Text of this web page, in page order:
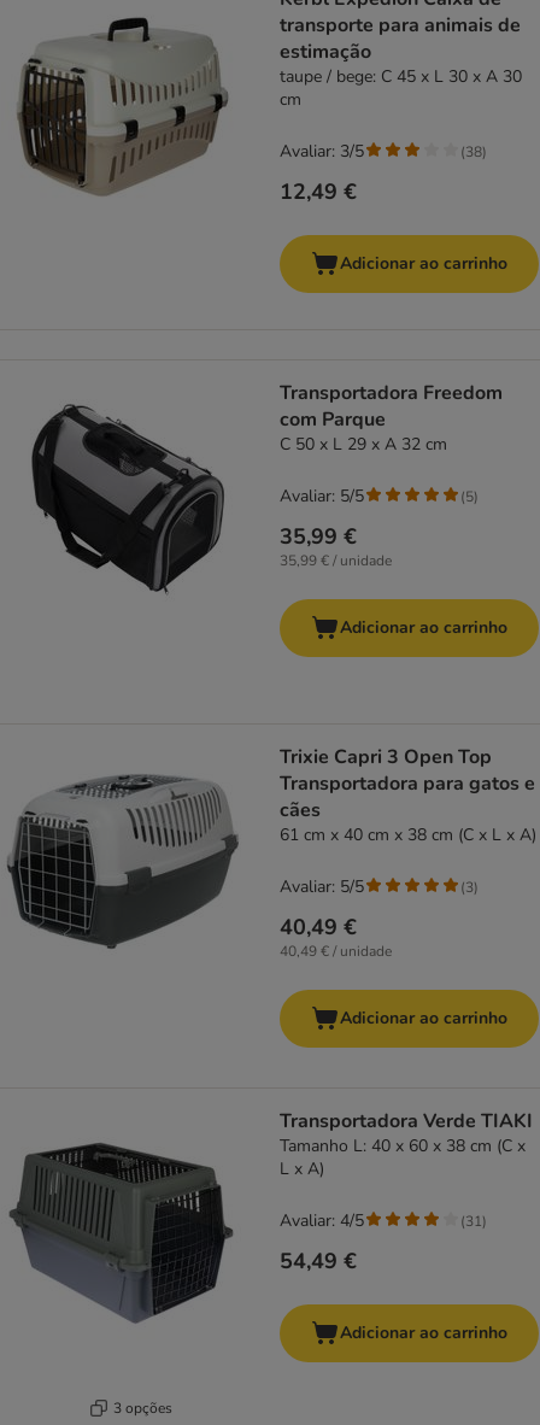
transporte para animais de
estimação
taupe / bege: C 45 x L 30 x A 30
cm
12,49 €
Avaliar: 3/5 (38)
Adicionar ao carrinho
Transportadora Freedom
com Parque
C 50 x L 29 x A 32 cm
35,99 €
35,99 € / unidade
Avaliar: 5/5 (5)
Adicionar ao carrinho
Trixie Capri 3 Open Top
Transportadora para gatos e
cães
61 cm x 40 cm x 38 cm (C x L x A)
40,49 €
40,49 € / unidade
Avaliar: 5/5 (3)
Adicionar ao carrinho
3 opções
Transportadora Verde TIAKI
Tamanho L: 40 x 60 x 38 cm (C x
L x A)
54,49 €
Avaliar: 4/5 (31)
Adicionar ao carrinho